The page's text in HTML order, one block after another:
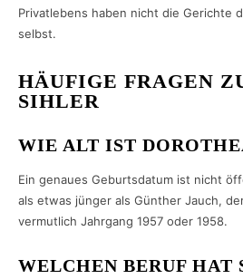
Privatlebens haben nicht die Gerichte
selbst.
HÄUFIGE FRAGEN
SIHLER
WIE ALT IST
Ein genaues Geburtsdatum ist nicht
als etwas jünger als Günther Jauch,
vermutlich Jahrgang 1957 oder 1958.
WELCHEN BERUF HAT